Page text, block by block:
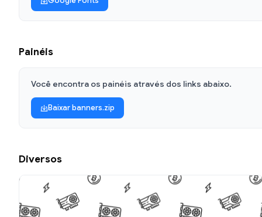
Painéis
Você encontra os painéis através dos links abaixo.
Baixar banners.zip
Diversos